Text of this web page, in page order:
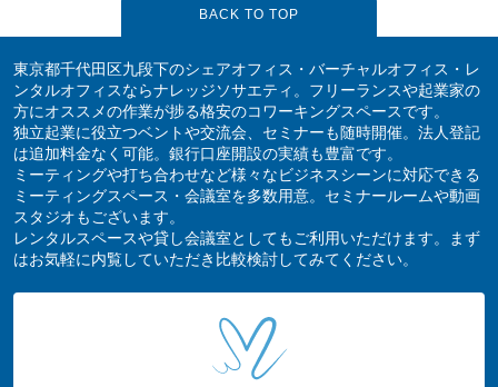
BACK TO TOP
東京都千代田区九段下のシェアオフィス・バーチャルオフィス・レ
ンタルオフィスならナレッジソサエティ。フリーランスや起業家の
方にオススメの作業が捗る格安のコワーキングスペースです。
独立起業に役立つベントや交流会、セミナーも随時開催。法人登記
は追加料金なく可能。銀行口座開設の実績も豊富です。
ミーティングや打ち合わせなど様々なビジネスシーンに対応できる
ミーティングスペース・会議室を多数用意。セミナールームや動画
スタジオもございます。
レンタルスペースや貸し会議室としてもご利用いただけます。まず
はお気軽に内覧していただき比較検討してみてください。